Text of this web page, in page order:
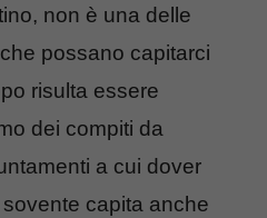
non è una delle
possano capitarci
risulta essere
dei compiti da
a cui dover
capita anche